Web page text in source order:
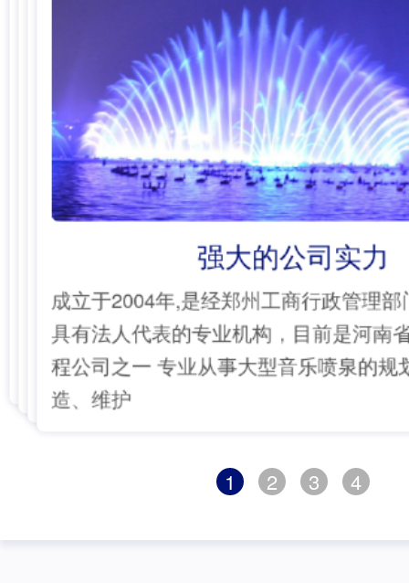
强大的公司实力
成立于2004年,是经郑州工商行政管理
具有法人代表的专业机构，目前是河南
程公司之一 专业从事大型音乐喷泉的规
造、维护
1 2 3 4